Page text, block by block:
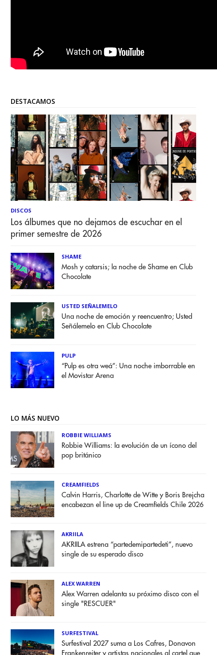
DESTACAMOS
DISCOS
Los álbumes que no dejamos de escuchar en el
primer semestre de 2026
SHAME
Mosh y catarsis; la noche de Shame en Club
Chocolate
USTED SEÑALEMELO
Una noche de emoción y reencuentro; Usted
Señálemelo en Club Chocolate
PULP
“Pulp es otra weá”: Una noche imborrable en
el Movistar Arena
LO MÁS NUEVO
ROBBIE WILLIAMS
Robbie Williams: la evolución de un ícono del
pop británico
CREAMFIELDS
Calvin Harris, Charlotte de Witte y Boris Brejcha
encabezan el line up de Creamfields Chile 2026
AKRIILA
AKRIILA estrena “partedemipartedeti”, nuevo
single de su esperado disco
ALEX WARREN
Alex Warren adelanta su próximo disco con el
single "RESCUER"
SURFESTIVAL
Surfestival 2027 suma a Los Cafres, Donavon
Frankenreiter y artistas nacionales al cartel que